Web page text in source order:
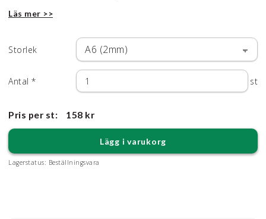
Läs mer >>
Storlek
Antal * st
Pris per st: 158 kr
Lägg i varukorg
Lagerstatus: Beställningsvara